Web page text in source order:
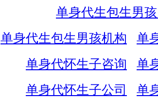
单身代生包生男
单身代生包生男孩机构
单
单身代怀生子咨询
单
单身代怀生子公司
单